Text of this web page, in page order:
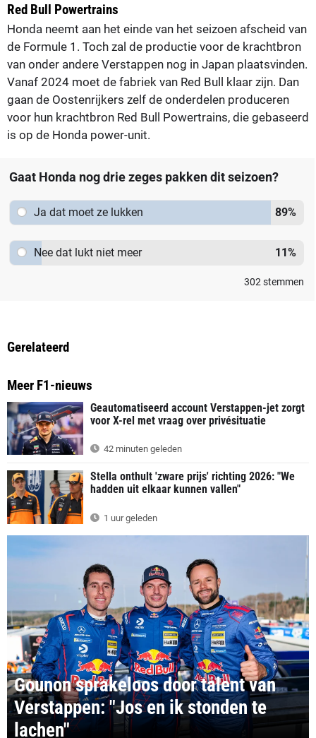
Red Bull Powertrains
Honda neemt aan het einde van het seizoen afscheid van
de Formule 1. Toch zal de productie voor de krachtbron
van onder andere Verstappen nog in Japan plaatsvinden.
Vanaf 2024 moet de fabriek van Red Bull klaar zijn. Dan
gaan de Oostenrijkers zelf de onderdelen produceren
voor hun krachtbron Red Bull Powertrains, die gebaseerd
is op de Honda power-unit.
Gaat Honda nog drie zeges pakken dit seizoen?
Ja dat moet ze lukken 89%
Nee dat lukt niet meer 11%
302 stemmen
Gerelateerd
Meer F1-nieuws
Geautomatiseerd account Verstappen-jet zorgt
voor X-rel met vraag over privésituatie
42 minuten geleden
Stella onthult 'zware prijs' richting 2026: "We
hadden uit elkaar kunnen vallen"
1 uur geleden
Gounon sprakeloos door talent van
Verstappen: "Jos en ik stonden te
lachen"